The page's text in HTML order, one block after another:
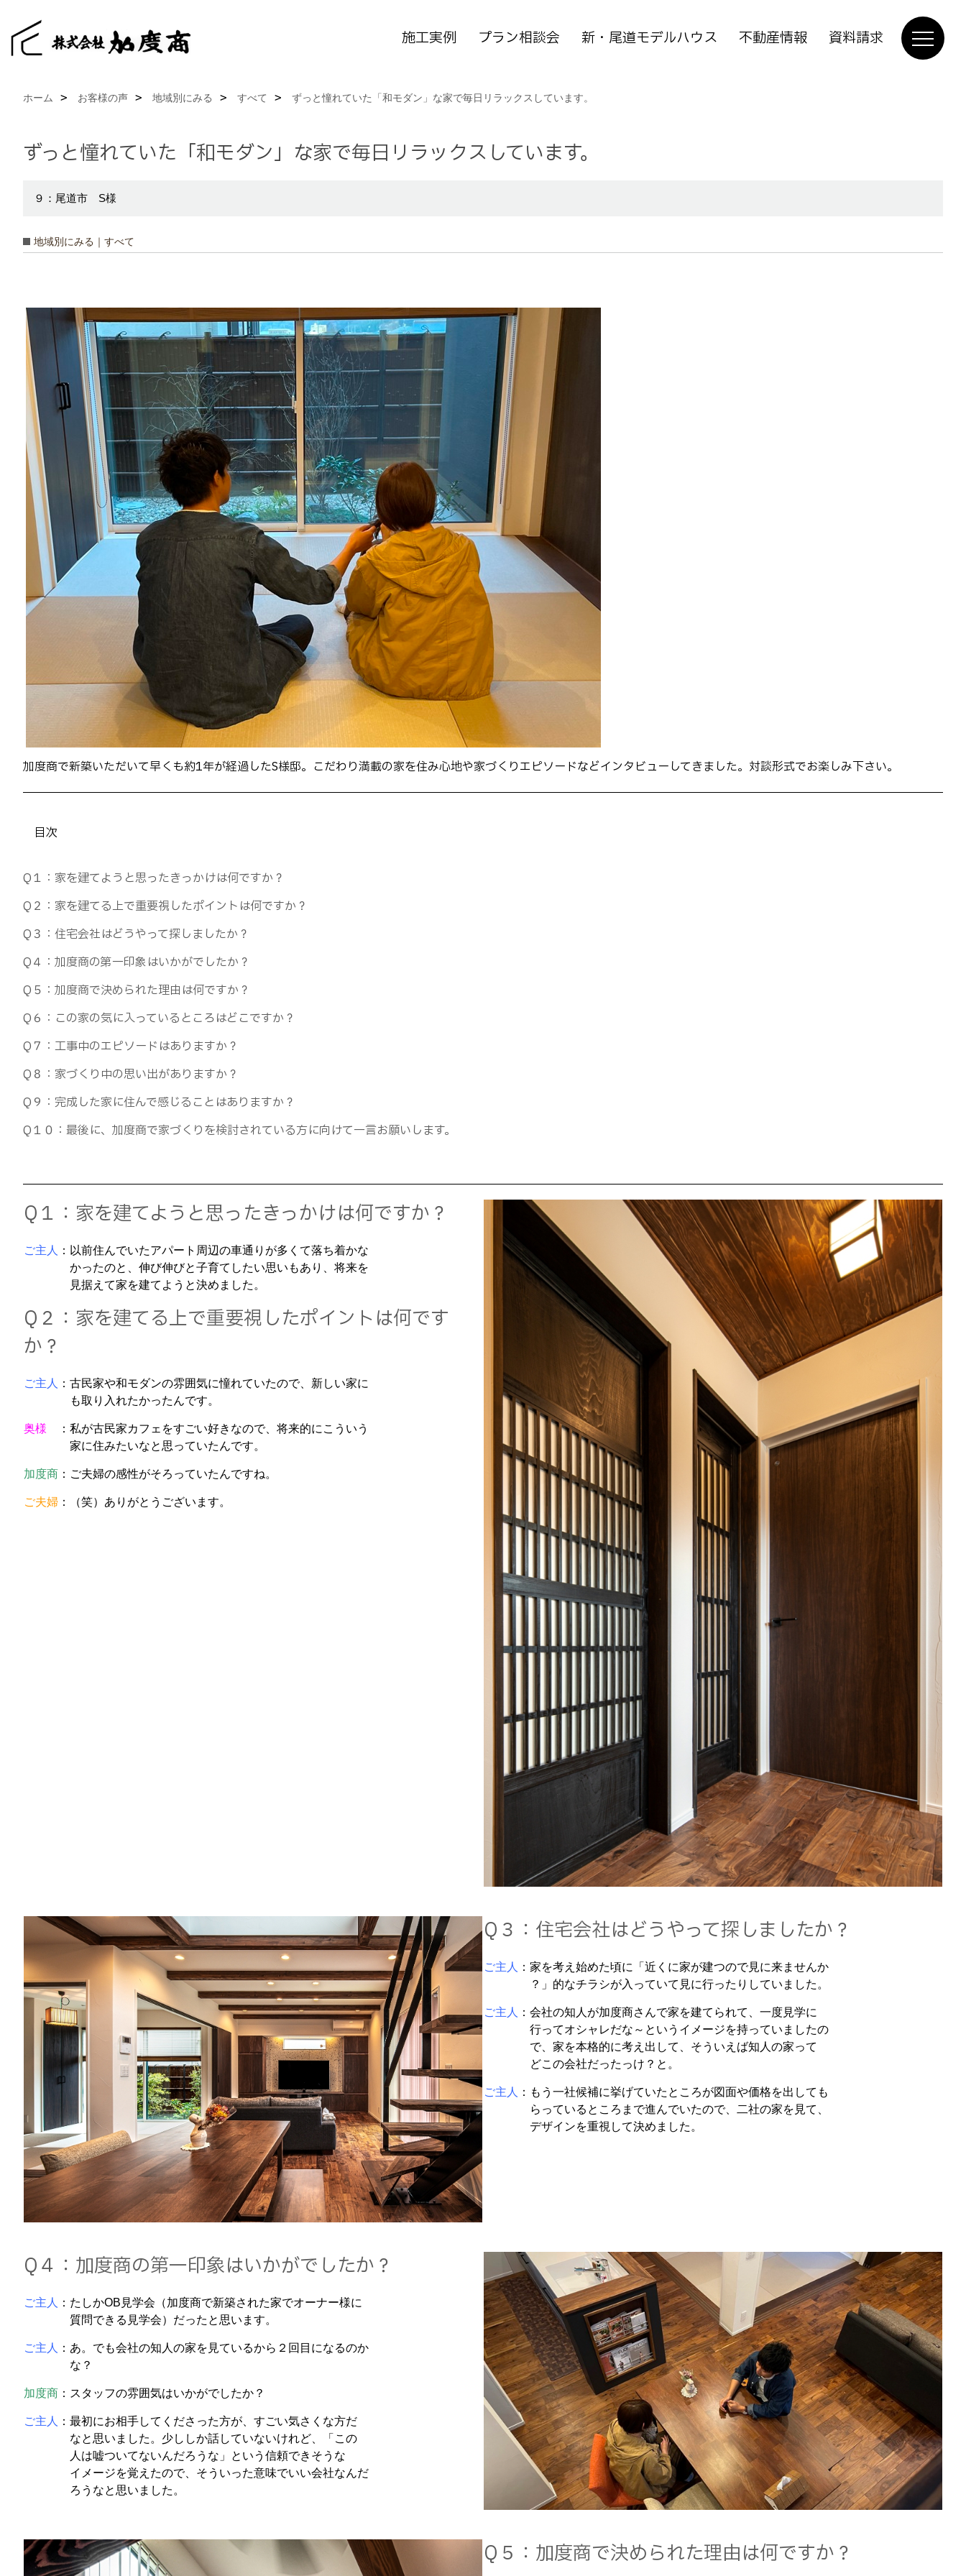
施工実例 プラン相談会 新・尾道モデルハウス 不動産情報 資料請求
ホーム お客様の声 地域別にみる すべて ずっと憧れていた「和モダン」な家で毎日リラックスしています。
ずっと憧れていた「和モダン」な家で毎日リラックスしています。
９：尾道市 S様
地域別にみる｜すべて
加度商で新築いただいて早くも約1年が経過したS様邸。こだわり満載の家を住み心地や家づくりエピソードなどインタビューしてきました。対談形式でお楽しみ下さい。
目次
Q１：家を建てようと思ったきっかけは何ですか？
Q２：家を建てる上で重要視したポイントは何ですか？
Q３：住宅会社はどうやって探しましたか？
Q４：加度商の第一印象はいかがでしたか？
Q５：加度商で決められた理由は何ですか？
Q６：この家の気に入っているところはどこですか？
Q７：工事中のエピソードはありますか？
Q８：家づくり中の思い出がありますか？
Q９：完成した家に住んで感じることはありますか？
Q１０：最後に、加度商で家づくりを検討されている方に向けて一言お願いします。
Q１：家を建てようと思ったきっかけは何ですか？
ご主人
：以前住んでいたアパート周辺の車通りが多くて落ち着かな
かったのと、伸び伸びと子育てしたい思いもあり、将来を
見据えて家を建てようと決めました。
Q２：家を建てる上で重要視したポイントは何です
か？
ご主人
：古民家や和モダンの雰囲気に憧れていたので、新しい家に
も取り入れたかったんです。
奥様 ：私が古民家カフェをすごい好きなので、将来的にこういう
家に住みたいなと思っていたんです。
加度商 ：ご夫婦の感性がそろっていたんですね。
ご夫婦 ：（笑）ありがとうございます。
Q３：住宅会社はどうやって探しましたか？
ご主人
：家を考え始めた頃に「近くに家が建つので見に来ませんか
？」的なチラシが入っていて見に行ったりしていました。
ご主人
：会社の知人が加度商さんで家を建てられて、一度見学に
行ってオシャレだな～というイメージを持っていましたの
で、家を本格的に考え出して、そういえば知人の家って
どこの会社だったっけ？と。
ご主人
：もう一社候補に挙げていたところが図面や価格を出しても
らっているところまで進んでいたので、二社の家を見て、
デザインを重視して決めました。
Q４：加度商の第一印象はいかがでしたか？
ご主人
：たしかOB見学会（加度商で新築された家でオーナー様に
質問できる見学会）だったと思います。
ご主人
：あ。でも会社の知人の家を見ているから２回目になるのか
な？
加度商 ：スタッフの雰囲気はいかがでしたか？
ご主人
：最初にお相手してくださった方が、すごい気さくな方だ
なと思いました。少ししか話していないけれど、「この
人は嘘ついてないんだろうな」という信頼できそうな
イメージを覚えたので、そういった意味でいい会社なんだ
ろうなと思いました。
Q５：加度商で決められた理由は何ですか？